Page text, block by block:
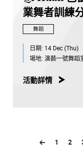
業舞者訓練
舞蹈
日期: 14 Dec (Thu)
場地: 演藝一號舞蹈
活動詳情
1 2